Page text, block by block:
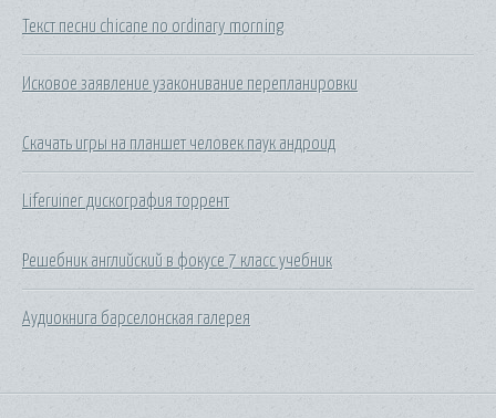
Текст песни chicane no ordinary morning
Исковое заявление узаконивание перепланировки
Скачать игры на планшет человек паук андроид
Liferuiner дискография торрент
Решебник английский в фокусе 7 класс учебник
Аудиокнига барселонская галерея